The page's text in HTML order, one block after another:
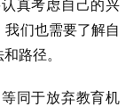
真考虑自己的兴
们也需要了解自
路径。
同于放弃教育机